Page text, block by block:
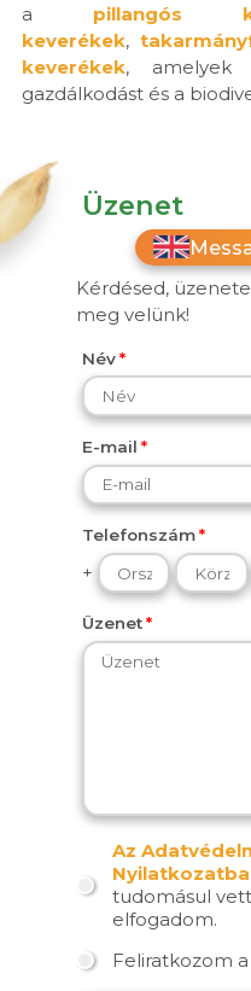
a pillangós
keverékek,
keverékek, amelyek
gazdálkodást és a
Üzenet
Kérdésed,
meg velünk!
Név
E-mail
Telefonszám
+
Üzenet
Az
tudomásul
elfogadom.
Feliratkozom